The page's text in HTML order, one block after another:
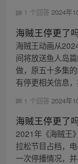
1 个回答 2024年
海贼王停更了
海贼王动画从
间将放送鱼人岛
做，原五十多集
有停更相关信息
1 个回答 2024年
海贼王停更了
2021年《海贼王
拉松节目占档，
一次停播情况，并